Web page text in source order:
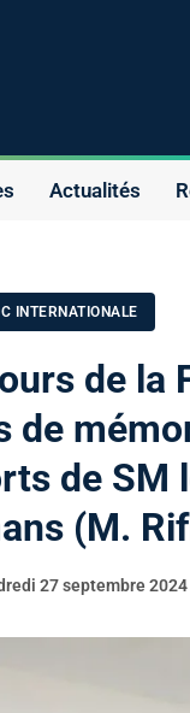
Actualités
INTERNATIONALE
de la
de
de SM
(M.
27 septembre